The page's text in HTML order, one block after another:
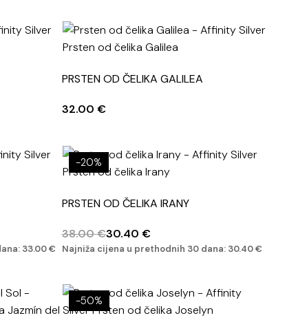
PRSTEN OD ČELIKA GALILEA
32.00 €
33.00€
PRSTEN OD ČELIKA IRANY
-20%
38.00€30.40 €
Najniža cijena u prethodnih 30 dana: 30.40€
-50%